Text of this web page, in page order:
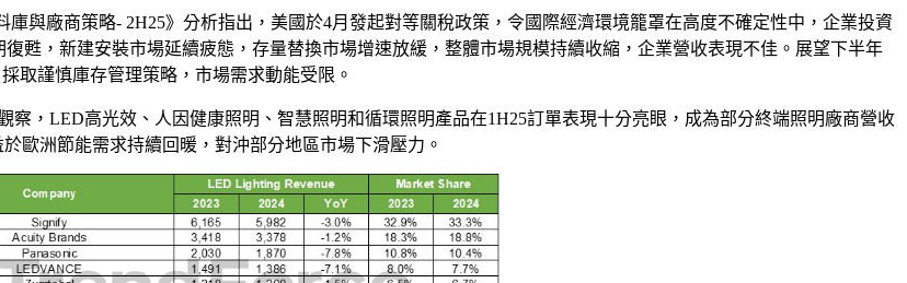
庫與廠商策略- 2H25》分析指出，美國於4月發起對等關稅政策，令國際經濟環境籠罩在高度不確定性中，企業投資
甦，新建安裝市場延續疲態，存量替換市場增速放緩，整體市場規模持續收縮，企業營收表現不佳。展望下半年
取謹慎庫存管理策略，市場需求動能受限。
察，LED高光效、人因健康照明、智慧照明和循環照明產品在1H25訂單表現十分亮眼，成為部分終端照明廠商營收
歐洲節能需求持續回暖，對沖部分地區市場下滑壓力。